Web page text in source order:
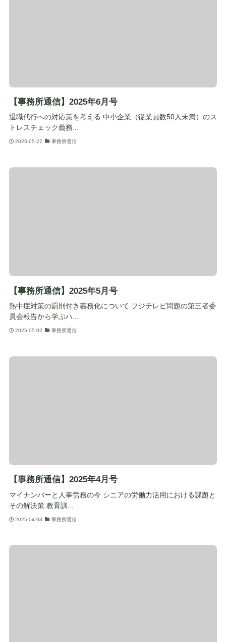
【事務所通信】2025年6月号
退職代行への対応策を考える 中小企業（従業員数50人未満）のス
トレスチェック義務...
2025-05-27 事務所通信
【事務所通信】2025年5月号
熱中症対策の罰則付き義務化について フジテレビ問題の第三者委
員会報告から学ぶハ...
2025-05-02 事務所通信
【事務所通信】2025年4月号
マイナンバーと人事労務の今 シニアの労働力活用における課題と
その解決策 教育訓...
2025-04-03 事務所通信